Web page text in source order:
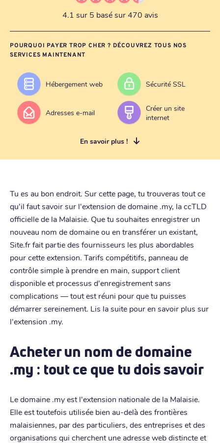
4.1 sur 5 basé sur 470 avis
POURQUOI PAYER TROP CHER ? DÉCOUVREZ TOUS NOS
SERVICES MAINTENANT
Hébergement web Sécurité SSL
Adresses e-mail
Créer un site
internet
En savoir plus !
Tu es au bon endroit. Sur cette page, tu trouveras tout ce
qu'il faut savoir sur l'extension de domaine .my, la ccTLD
officielle de la Malaisie. Que tu souhaites enregistrer un
nouveau nom de domaine ou en transférer un existant,
Site.fr fait partie des fournisseurs les plus abordables
pour cette extension. Tarifs compétitifs, panneau de
contrôle simple à prendre en main, support client
disponible et processus d'enregistrement sans
complications — tout est réuni pour que tu puisses
démarrer sereinement. Lis la suite pour en savoir plus sur
l'extension .my.
Acheter un nom de domaine
.my : tout ce que tu dois savoir
Le domaine .my est l'extension nationale de la Malaisie.
Elle est toutefois utilisée bien au-delà des frontières
malaisiennes, par des particuliers, des entreprises et des
organisations qui cherchent une adresse web distincte et